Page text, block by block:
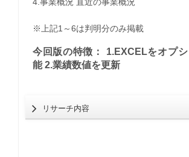
※上記1～6は判明分のみ掲載
今回版の特徴： 1.EXCELをオプ
能 2.業績数値を更新
リサーチ内容